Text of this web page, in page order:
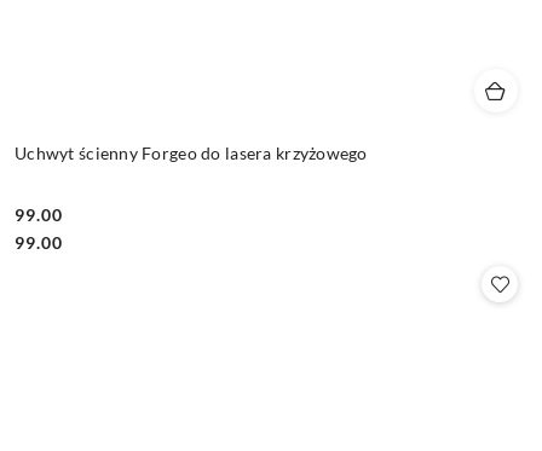
Uchwyt ścienny Forgeo do lasera krzyżowego
Cena:
99.00
Cena:
99.00